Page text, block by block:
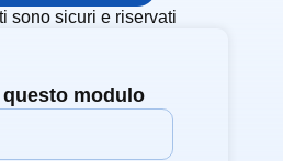
sono sicuri e riservati
modulo